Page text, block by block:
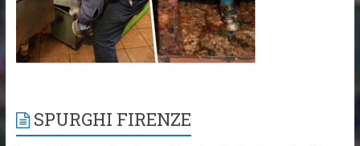
SPURGHI FIRENZE